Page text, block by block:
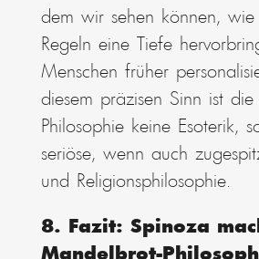
dem wir sehen können, wie
Regeln eine Tiefe
Menschen früher
diesem präzisen Sinn ist
Philosophie keine Esoterik,
seriöse, wenn auch
und Religionsphilosophie.
8. Fazit: Spinoza
Mandelbrot-